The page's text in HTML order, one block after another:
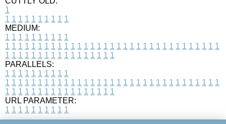
1
1 1 1 1 1 1 1 1 1 1
MEDIUM:
1 1 1 1 1 1 1 1 1 1
1 1 1 1 1 1 1 1 1 1 1 1 1 1 1 1 1 1 1 1 1 1 1 1 1 1 1 1 1 1 1 1 1
1 1 1 1 1 1 1 1 1 1 1 1 1 1 1 1 1
PARALLELS:
1 1 1 1 1 1 1 1 1 1
1 1 1 1 1 1 1 1 1 1 1 1 1 1 1 1 1 1 1 1 1 1 1 1 1 1 1 1 1 1 1 1 1
1 1 1 1 1 1 1 1 1 1 1 1 1 1 1 1 1
URL PARAMETER:
1 1 1 1 1 1 1 1 1 1